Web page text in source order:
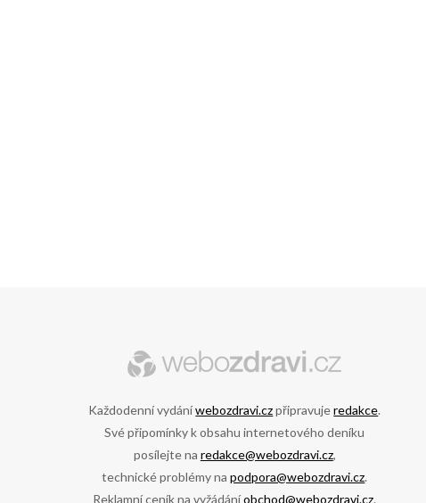
Každodenní vydáníwebozdravi.czpřipravujeredakce.
Své připomínky k obsahu internetového deníku
posílejte na redakce@webozdravi.cz,
technické problémy napodpora@webozdravi.cz.
Reklamní ceník na vyžádáníobchod@webozdravi.cz.